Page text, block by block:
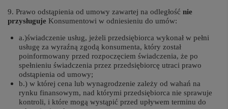
9. Prawo odstąpienia od umowy zawartej na odległość nie
przysługuje Konsumentowi w odniesieniu do umów:
a.)świadczenie usług, jeżeli przedsiębiorca wykonał w pełni
usługę za wyraźną zgodą konsumenta, który został
poinformowany przed rozpoczęciem świadczenia, że po
spełnieniu świadczenia przez przedsiębiorcę utraci prawo
odstąpienia od umowy;
b.) w której cena lub wynagrodzenie zależy od wahań na
rynku finansowym, nad którymi przedsiębiorca nie sprawuje
kontroli, i które mogą wystąpić przed upływem terminu do